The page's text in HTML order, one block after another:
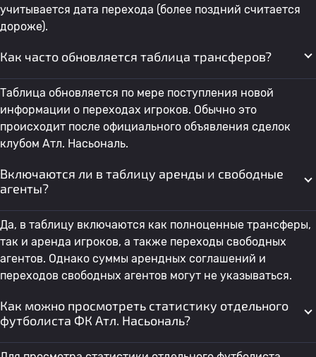
учитывается дата перехода (более поздний считается
дороже).
Как часто обновляется таблица трансферов?
Таблица обновляется по мере поступления новой
информации о переходах игроков. Обычно это
происходит после официального объявления сделок
клубом Атл. Насьональ.
Включаются ли в таблицу аренды и свободные
агенты?
Да, в таблицу включаются как полноценные трансферы,
так и аренда игроков, а также переходы свободных
агентов. Однако суммы арендных соглашений и
переходов свободных агентов могут не указываться.
Как можно просмотреть статистику отдельного
футболиста ФК Атл. Насьональ?